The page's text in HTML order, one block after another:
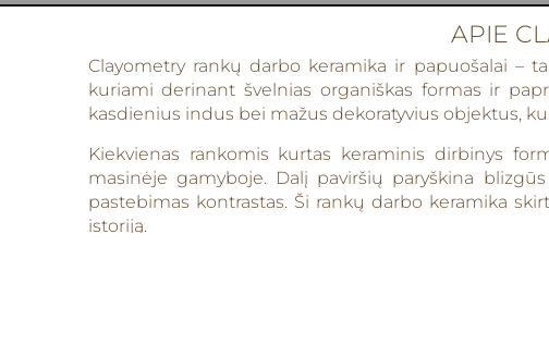
APIE
Clayometry rankų darbo keramika ir papuošalai –
kuriami derinant švelnias organiškas formas ir
kasdienius indus bei mažus dekoratyvius objektus,
Kiekvienas rankomis kurtas keraminis dirbinys
masinėje gamyboje. Dalį paviršių paryškina
pastebimas kontrastas. Ši rankų darbo keramika
istoriją.